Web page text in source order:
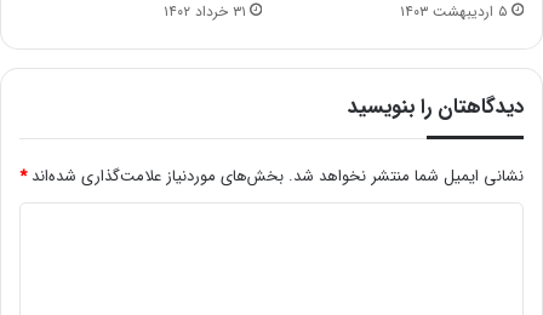
۵ اردیبهشت ۱۴۰۳ ۳۱ خرداد ۱۴۰۲
دیدگاهتان را بنویسید
نشانی ایمیل شما منتشر نخواهد شد. بخش‌های موردنیاز علامت‌گذاری شده‌اند*